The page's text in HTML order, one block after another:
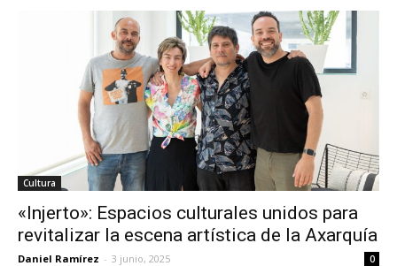
Cultura
«Injerto»: Espacios culturales unidos para
revitalizar la escena artística de la Axarquía
Daniel Ramírez - 3 junio, 2025 0